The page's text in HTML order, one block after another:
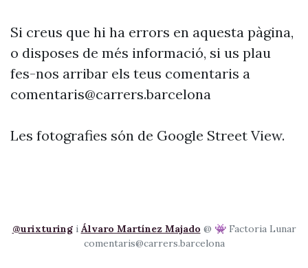
Si creus que hi ha errors en aquesta pàgina,
o disposes de més informació, si us plau
fes-nos arribar els teus comentaris a
comentaris@carrers.barcelona
Les fotografies són de Google Street View.
@urixturingi Álvaro Martínez Majado @ 👾 Factoria Lunar
comentaris@carrers.barcelona